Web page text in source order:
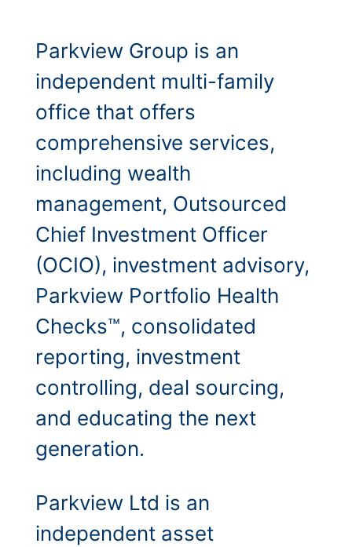
Parkview Group is an
independent multi-family
office that offers
comprehensive services,
including wealth
management, Outsourced
Chief Investment Officer
(OCIO), investment advisory,
Parkview Portfolio Health
Checks™, consolidated
reporting, investment
controlling, deal sourcing,
and educating the next
generation.
Parkview Ltd is an
independent asset